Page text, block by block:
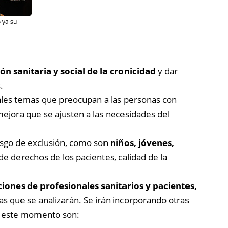
ya su
sanitaria y social de la cronicidad y dar
temas que preocupan a las personas con
que se ajusten a las necesidades del
de exclusión, como son niños, jóvenes,
derechos de los pacientes, calidad de la
de profesionales sanitarios y pacientes,
que se analizarán. Se irán incorporando otras
momento son: